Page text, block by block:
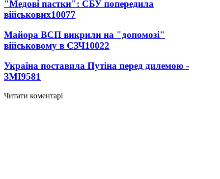
"Медові пастки": СБУ попередила
військових10077
Майора ВСП викрили на "допомозі"
військовому в СЗЧ10022
Україна поставила Путіна перед дилемою -
ЗМІ9581
Читати коментарі